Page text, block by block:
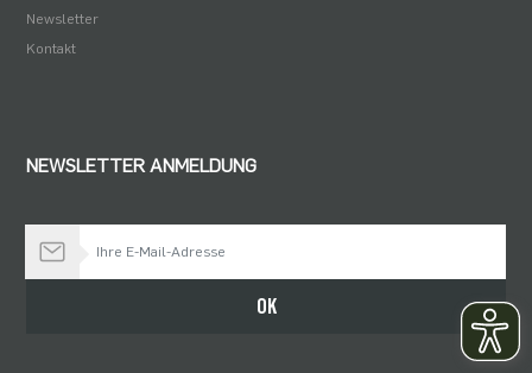
Newsletter
Kontakt
NEWSLETTER ANMELDUNG
OK